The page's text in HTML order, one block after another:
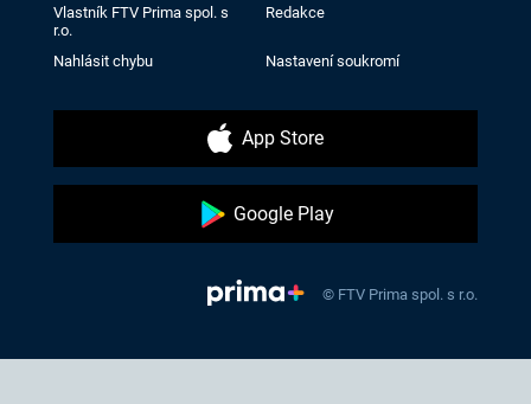
Vlastník FTV Prima spol. s
r.o.
Redakce
Nahlásit chybu Nastavení soukromí
App Store
Google Play
© FTV Prima spol. s r.o.